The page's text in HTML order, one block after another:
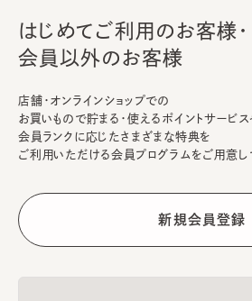
はじめてご利用のお客様・
会員以外のお客様
店舗・オンラインショップでの
お買いもので貯まる・使えるポイントサービス
会員ランクに応じたさまざまな特典を
ご利用いただける会員プログラムをご用意し